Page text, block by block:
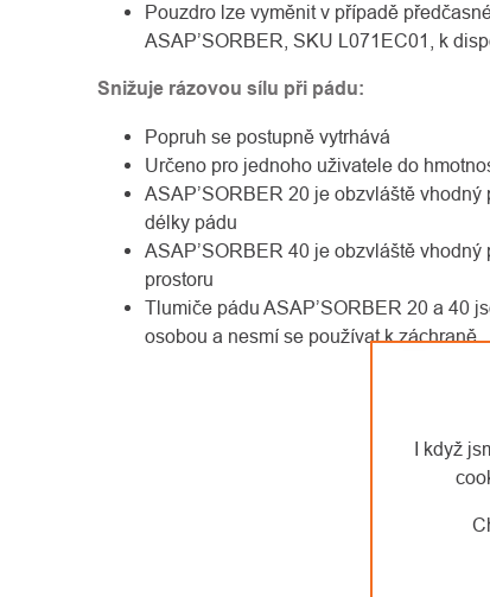
I když
Pouzdro lze vyměnit v případě
ASAP’SORBER, SKU L071EC01, k
Snižuje rázovou sílu při pádu:
Popruh se postupně vytrhává
Určeno pro jednoho uživatele do
ASAP’SORBER 20 je obzvláště
délky pádu
ASAP’SORBER 40 je obzvláště
prostoru
Tlumiče pádu ASAP’SORBER 20 a 40
osobou a nesmí se používat k záchraně